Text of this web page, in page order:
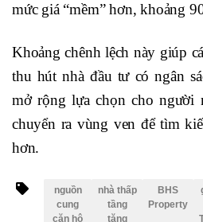
mức giá “mềm” hơn, khoảng
Khoảng chênh lệch này giúp
thu hút nhà đầu tư có ngân
mở rộng lựa chọn cho người
chuyển ra vùng ven để tìm
hơn.
nguồn
cung
căn hộ
nhà thấp
tầng
tăng
BHS
Property